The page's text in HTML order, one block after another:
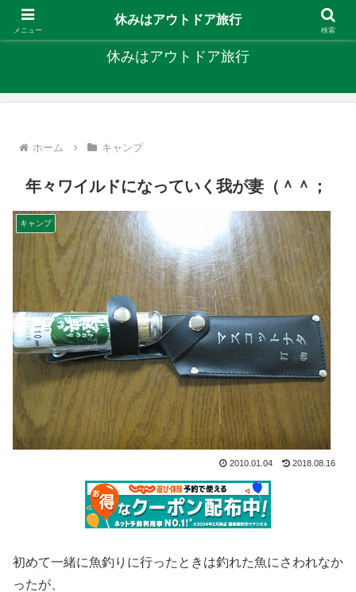
キャンプ、釣り、旅行など外遊びを楽しんでます
休みはアウトドア旅行
ホーム キャンプ
年々ワイルドになっていく我が妻（＾＾；
キャンプ
2010.01.04 2018.08.16
初めて一緒に魚釣りに行ったときは釣れた魚にさわれなか
ったが、
メニュー
休みはアウトドア旅行
検索